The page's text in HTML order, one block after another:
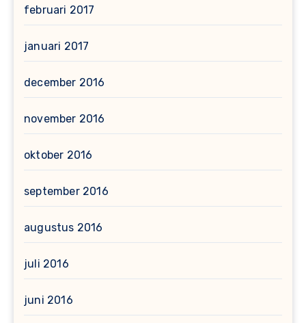
februari 2017
januari 2017
december 2016
november 2016
oktober 2016
september 2016
augustus 2016
juli 2016
juni 2016